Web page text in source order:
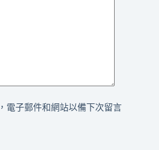
電子郵件和網站以備下次留言